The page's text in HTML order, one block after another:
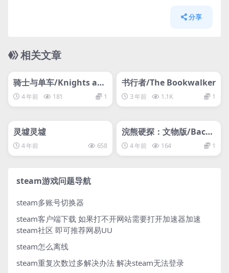
分享
相关文章
骑士与单车/Knights an
d Bikes/
4 年前 181 1
svip专属
书行者/The Bookwalker
3 年前 1.1K 1
灵墟灵墟
4 年前 658
svip专属
浣熊硬探：文物版/Backb
one Artifact Edition
4 年前 164 1
steam游戏问题导航
steam多账号切换器
steam客户端下载 如果打不开网站需要打开加速器加速
steam社区 即可推荐网易UU
steam怎么离线
steam重复次数过多解决办法 解决steam无法登录